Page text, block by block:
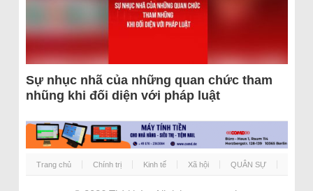
Sự nhục nhã của những quan chức tham
nhũng khi đối diện với pháp luật
Trang chủ Chính trị Kinh tế Xã hội QUÂN SỰ